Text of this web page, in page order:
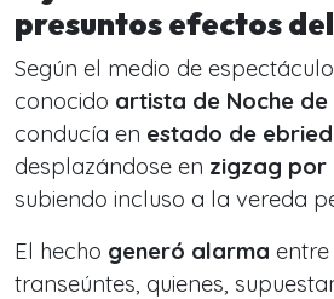
presuntos efectos
Según el medio de
conocido artista de Noche de
conducía en estado de
desplazándose en zigzag
subiendo incluso a la vereda
El hecho generó alarma
transeúntes, quienes,